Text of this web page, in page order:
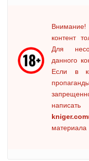
контент
Для
данного
Если в
материала